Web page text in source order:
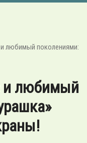
любимый поколениями:
и любимый